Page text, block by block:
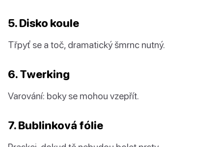
5. Disko koule
Třpyť se a toč, dramatický šmrnc nutný.
6. Twerking
Varování: boky se mohou vzepřít.
7. Bublinková fólie